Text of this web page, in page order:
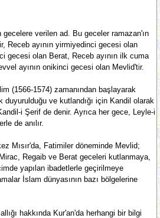
verilen ad. Bu geceler ramazan'ın
Receb ayının yirmiyedinci gecesi olan
gecesi olan Berat, Receb ayının ilk cuma
ayının onikinci gecesi olan Mevlid'tir.
(1566-1574) zamanından başlayarak
duyurulduğu ve kutlandığı için Kandil olarak
i Şerif de denir. Ayrıca her gece, Leyle-i
de anılır.
Mısır'da, Fatimiler döneminde Mevlid;
Regaib ve Berat geceleri kutlanmaya,
yapılan ibadetlerle geçirilmeye
İslam dünyasının bazı bölgelerine
hakkında Kur'an'da herhangi bir bilgi